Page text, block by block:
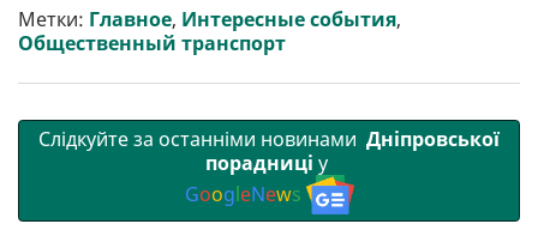
Метки: Главное, Интересные события,
Общественный транспорт
Слідкуйте за останніми новинами Дніпровської
порадниці у
GoogleNews